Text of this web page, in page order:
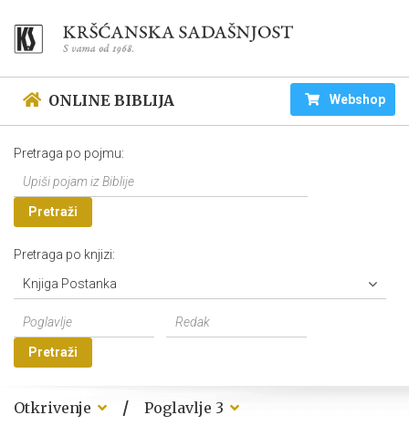
ONLINE BIBLIJA Webshop
Pretraga po pojmu:
Pretraži
Pretraga po knjizi:
Knjiga Postanka
Pretraži
Otkrivenje / Poglavlje 3